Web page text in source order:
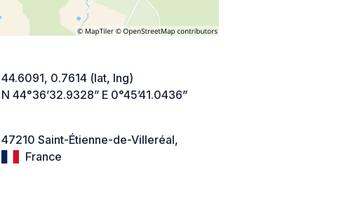
44.6091, 0.7614 (lat, lng)
N 44°36’32.9328” E 0°45’41.0436”
47210 Saint-Étienne-de-Villeréal,
France